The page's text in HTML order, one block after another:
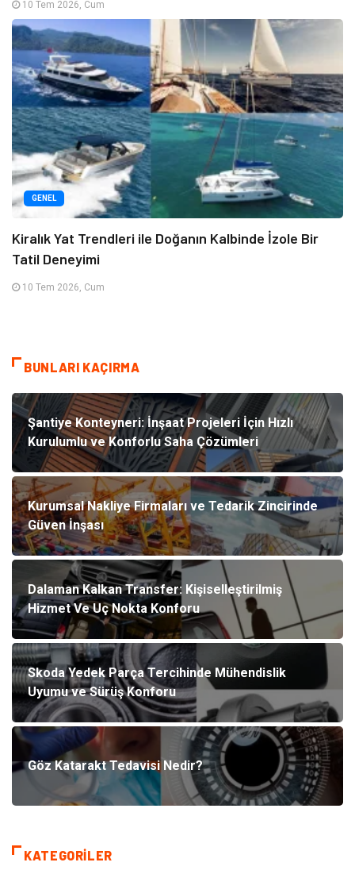
10 Tem 2026, Cum
GENEL
Kiralık Yat Trendleri ile Doğanın Kalbinde İzole Bir
Tatil Deneyimi
10 Tem 2026, Cum
BUNLARI KAÇIRMA
Şantiye Konteyneri: İnşaat Projeleri İçin Hızlı
Kurulumlu ve Konforlu Saha Çözümleri
Kurumsal Nakliye Firmaları ve Tedarik Zincirinde
Güven İnşası
Dalaman Kalkan Transfer: Kişiselleştirilmiş
Hizmet Ve Uç Nokta Konforu
Skoda Yedek Parça Tercihinde Mühendislik
Uyumu ve Sürüş Konforu
Göz Katarakt Tedavisi Nedir?
KATEGORILER